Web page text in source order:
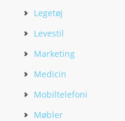
Legetøj
Levestil
Marketing
Medicin
Mobiltelefoni
Møbler